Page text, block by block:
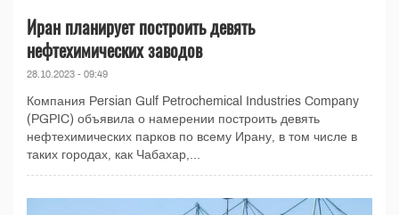
Иран планирует построить девять
нефтехимических заводов
28.10.2023 - 09:49
Компания Persian Gulf Petrochemical Industries Company
(PGPIC) объявила о намерении построить девять
нефтехимических парков по всему Ирану, в том числе в
таких городах, как Чабахар,...